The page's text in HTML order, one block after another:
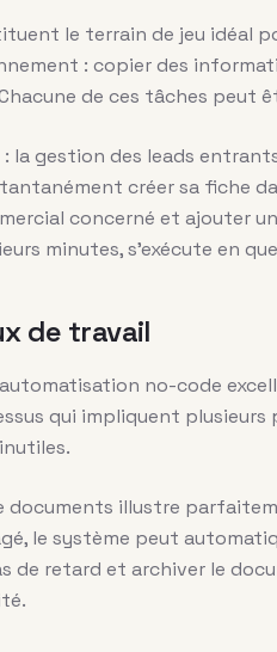
le terrain de jeu idéal
: copier des
de ces tâches peut
la gestion des leads
créer sa fiche
concerné et ajouter
minutes, s’exécute en
de travail
no-code
qui impliquent
illustre
le système peut
de retard et archiver le